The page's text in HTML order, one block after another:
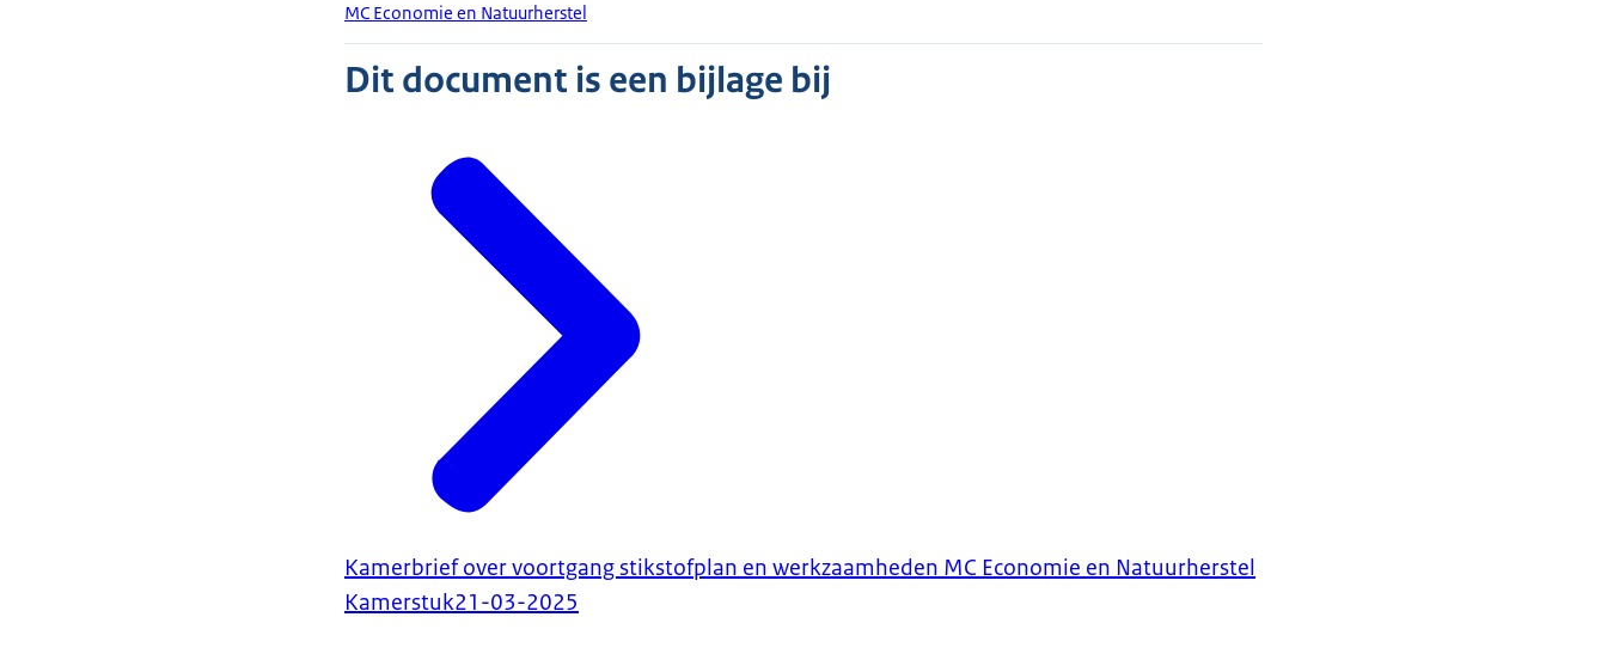
MC Economie en Natuurherstel
Dit document is een bijlage bij
Kamerbrief over voortgang stikstofplan en werkzaamheden MC Economie en Natuurherstel
Kamerstuk21-03-2025